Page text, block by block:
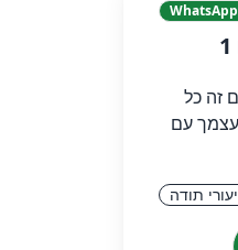
WhatsApp
זה כל
עם
תודה